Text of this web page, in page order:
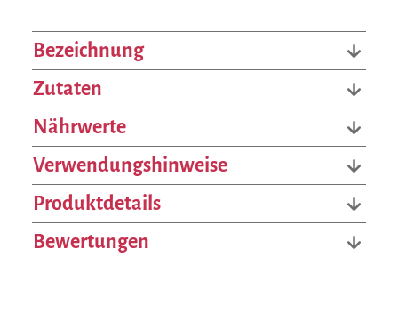
Bezeichnung
Zutaten
Nährwerte
Verwendungshinweise
Produktdetails
Bewertungen